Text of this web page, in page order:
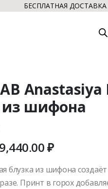
ДОСТАВКА ОТ
из шифона
9,440.00₽
блузка из шифона
Принт в горох